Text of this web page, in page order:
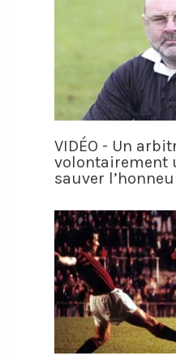
VIDÉO - Un
volontairement
sauver